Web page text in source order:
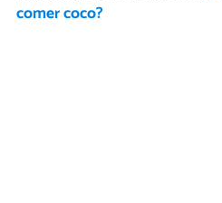
comer coco?